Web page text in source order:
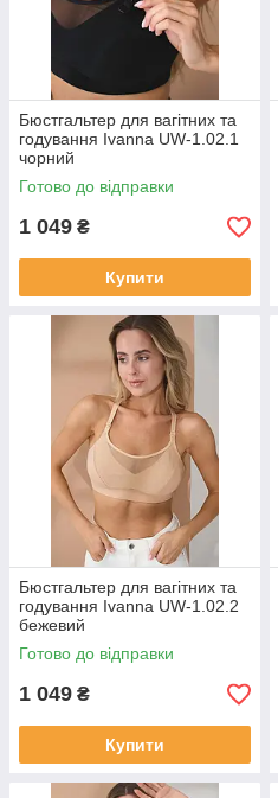
Бюстгальтер для вагітних та
годування Ivanna UW-1.02.1
чорний
Готово до відправки
1 049 ₴
Купити
Бюстгальтер для вагітних та
годування Ivanna UW-1.02.2
бежевий
Готово до відправки
1 049 ₴
Купити